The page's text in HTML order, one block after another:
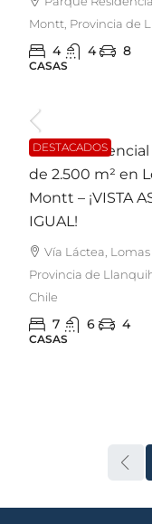
Montt, Provincia de
4 4 8
CASAS
DESTACADOS
Casa
de 2.500 m² en
Montt – ¡VISTA
IGUAL!
Vía Láctea,
Provincia de
Chile
7 6 4
CASAS